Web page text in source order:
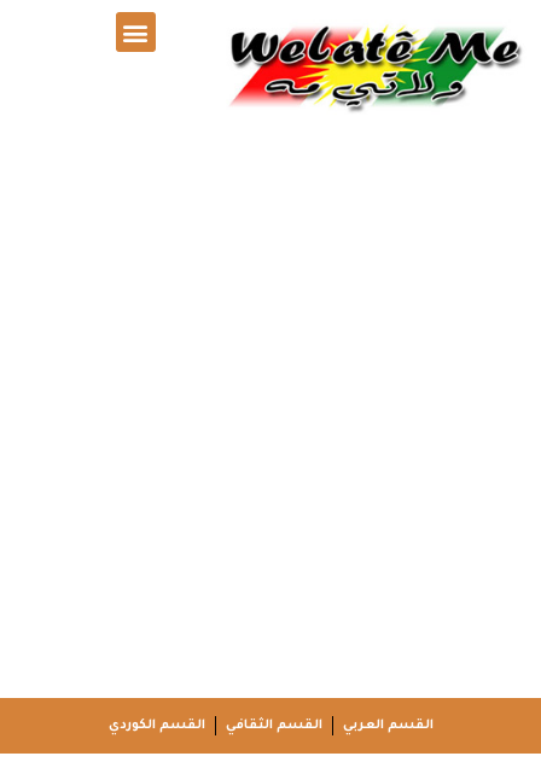
القسم العربي القسم الثقافي القسم الكوردي